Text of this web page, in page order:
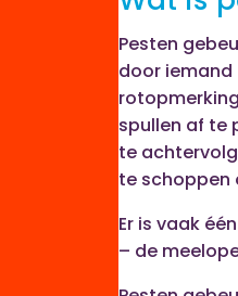
Pesten
door iemand
spullen af te
te
te schoppen
Er is vaak
– de